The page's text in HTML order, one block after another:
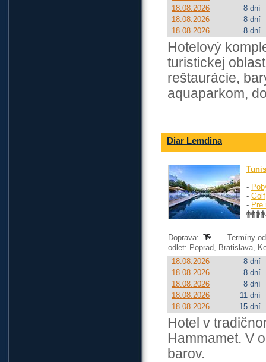
18.08.2026
8 dní
18.08.2026
8 dní
18.08.2026
8 dní
Hotelový
turistickej
reštaurácie,
aquaparkom,
Diar Lemdina
-
- Golf
- Pre
Doprava:
Termíny
odlet: Poprad, Bratislava,
18.08.2026
8 dní
18.08.2026
8 dní
18.08.2026
8 dní
18.08.2026
11 dní
18.08.2026
15 dní
Hotel v
Hammamet. V
barov.